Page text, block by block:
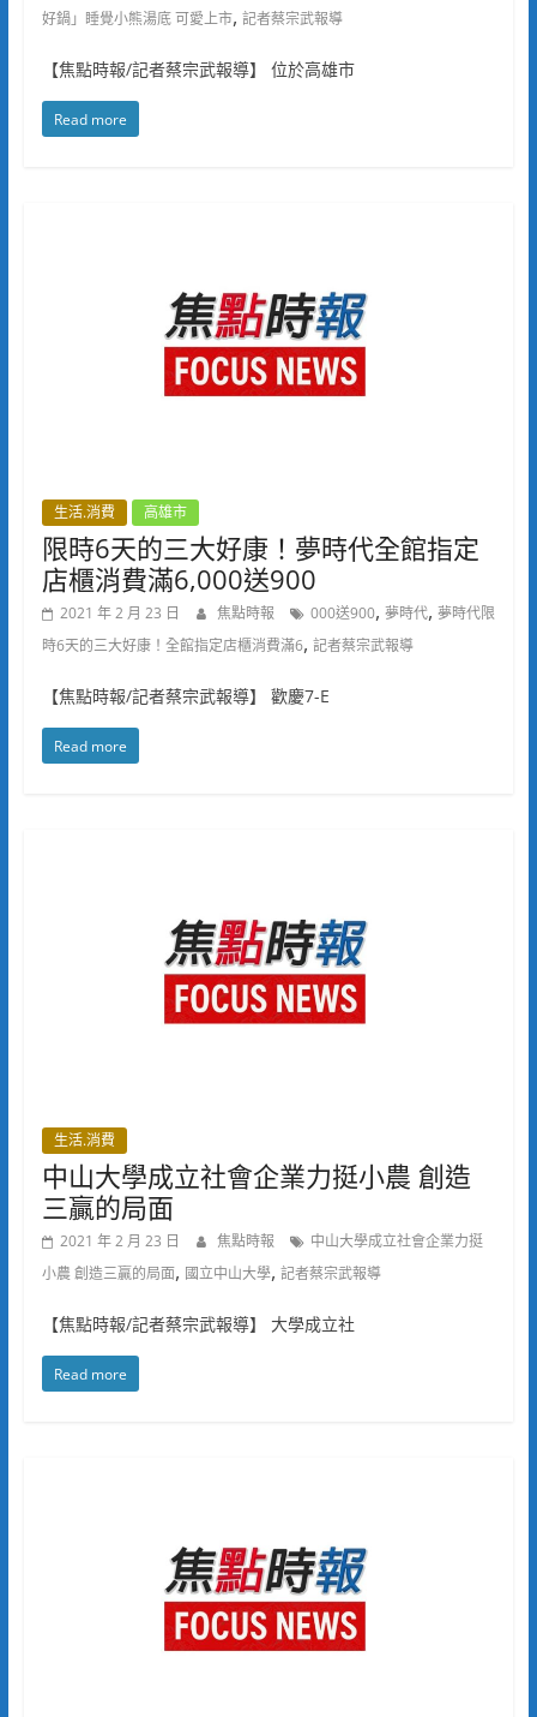
好鍋」睡覺小熊湯底 可愛上市, 記者蔡宗武報導
【焦點時報/記者蔡宗武報導】 位於高雄市
Read more
生活.消費 高雄市
限時6天的三大好康！夢時代全館指定
店櫃消費滿6,000送900
2021 年 2 月 23 日 焦點時報 000送900, 夢時代, 夢時代限
時6天的三大好康！全館指定店櫃消費滿6, 記者蔡宗武報導
【焦點時報/記者蔡宗武報導】 歡慶7-E
Read more
生活.消費
中山大學成立社會企業力挺小農 創造
三贏的局面
2021 年 2 月 23 日 焦點時報
中山大學成立社會企業力挺
小農 創造三贏的局面, 國立中山大學, 記者蔡宗武報導
【焦點時報/記者蔡宗武報導】 大學成立社
Read more